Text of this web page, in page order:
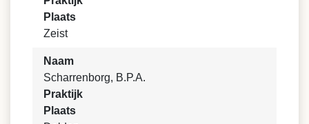
Plaats
Zeist
Naam
Scharrenborg, B.P.A.
Praktijk
Plaats